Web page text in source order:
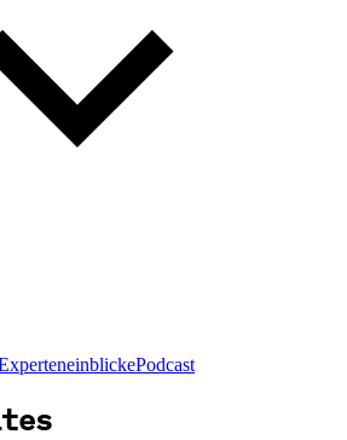
Podcast